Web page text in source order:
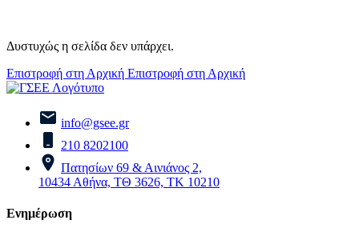
Δυστυχώς η σελίδα δεν υπάρχει.
Επιστροφή στη Αρχική Επιστροφή στη Αρχική
info@gsee.gr
210 8202100
Πατησίων 69 & Αινιάνος 2,
10434 Αθήνα, ΤΘ 3626, ΤΚ 10210
Ενημέρωση